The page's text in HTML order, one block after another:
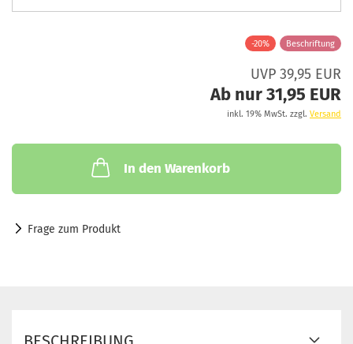
-20% Beschriftung
UVP 39,95 EUR
Ab nur 31,95 EUR
inkl. 19% MwSt. zzgl. Versand
In den Warenkorb
Frage zum Produkt